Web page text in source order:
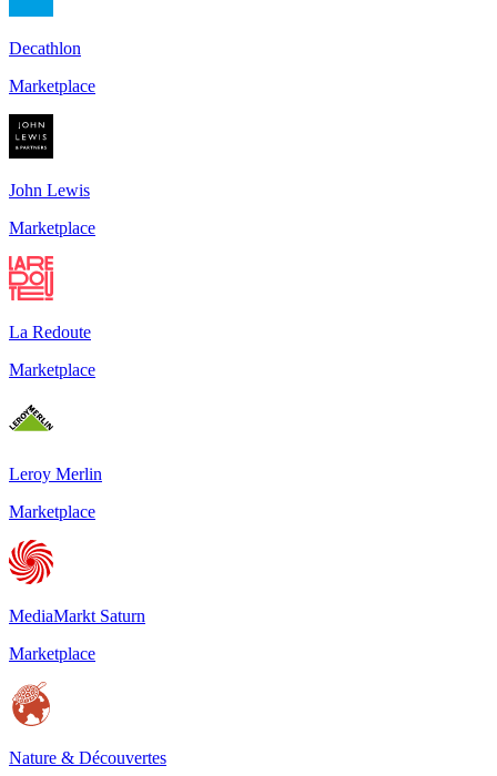
Decathlon
Marketplace
John Lewis
Marketplace
La Redoute
Marketplace
Leroy Merlin
Marketplace
MediaMarkt Saturn
Marketplace
Nature & Découvertes